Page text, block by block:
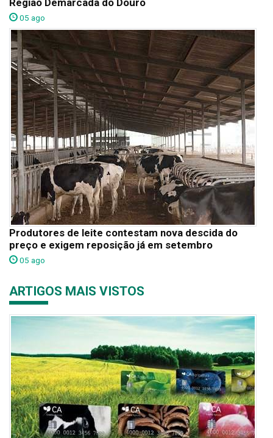
Região Demarcada do Douro
05 ago
Produtores de leite contestam nova descida do
preço e exigem reposição já em setembro
05 ago
ARTIGOS MAIS VISTOS